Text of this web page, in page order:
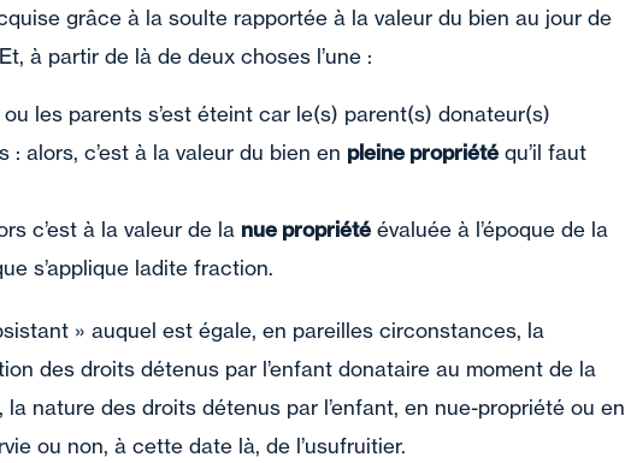
grâce à la soulte rapportée à la valeur du bien au jour de
à partir de là de deux choses l’une :
les parents s’est éteint car le(s) parent(s) donateur(s)
alors, c’est à la valeur du bien en pleine propriété qu’il faut
c’est à la valeur de la nue propriété évaluée à l’époque de la
s’applique ladite fraction.
» auquel est égale, en pareilles circonstances, la
des droits détenus par l’enfant donataire au moment de la
nature des droits détenus par l’enfant, en nue-propriété ou en
ou non, à cette date là, de l’usufruitier.